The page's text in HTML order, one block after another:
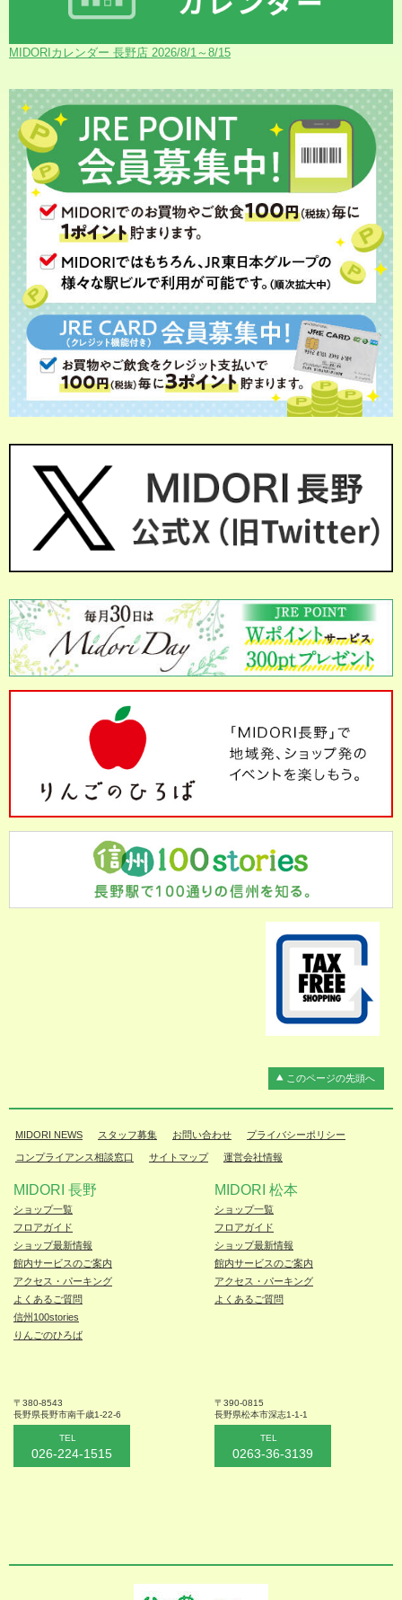
MIDORIカレンダー 長野店 2026/8/1～8/15
このページの先頭へ
MIDORI NEWS スタッフ募集 お問い合わせ プライバシーポリシー
コンプライアンス相談窓口 サイトマップ 運営会社情報
MIDORI 長野
ショップ一覧
フロアガイド
ショップ最新情報
館内サービスのご案内
アクセス・パーキング
よくあるご質問
信州100stories
りんごのひろば
〒380-8543
長野県長野市南千歳1-22-6
TEL
026-224-1515
MIDORI 松本
ショップ一覧
フロアガイド
ショップ最新情報
館内サービスのご案内
アクセス・パーキング
よくあるご質問
〒390-0815
長野県松本市深志1-1-1
TEL
0263-36-3139